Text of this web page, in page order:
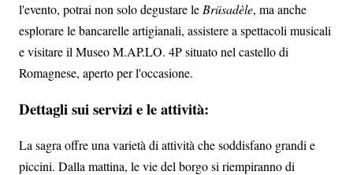
l'evento, potrai non solo degustare leBrüsadèle, ma anche
esplorare le bancarelle artigianali, assistere a spettacoli musicali
e visitare il Museo M.AP.LO. 4P situato nel castello di
Romagnese, aperto per l'occasione.
Dettagli sui servizi e le attività:
La sagra offre una varietà di attività che soddisfano grandi e
piccini. Dalla mattina, le vie del borgo si riempiranno di